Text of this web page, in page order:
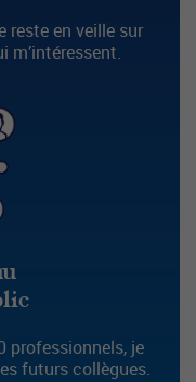
reste en veille sur
m’intéressent.
professionnels, je
futurs collègues.